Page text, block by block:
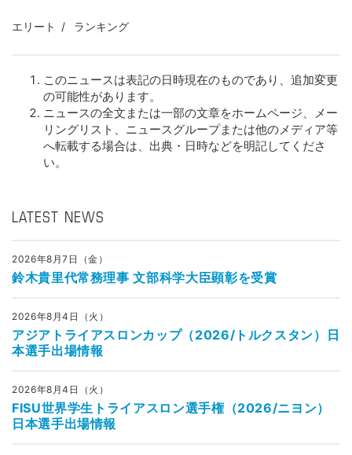
エリート ランキング
このニュースは表記の日時現在のものであり、追加変更
の可能性があります。
ニュースの全文または一部の文章をホームページ、メー
リングリスト、ニュースグループまたは他のメディア等
へ転載する場合は、出典・日時などを明記してくださ
い。
LATEST NEWS
2026年8月7日（金）
鈴木貴里代常務理事 文部科学大臣顕彰を受賞
2026年8月4日（火）
アジアトライアスロンカップ（2026/トルクスタン）日
本選手出場情報
2026年8月4日（火）
FISU世界学生トライアスロン選手権（2026/ニヨン）
日本選手出場情報